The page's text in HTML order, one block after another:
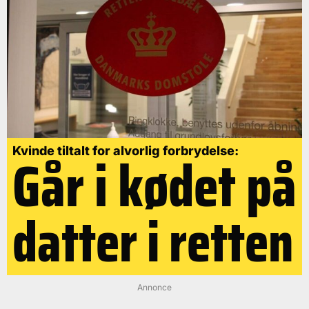
Kvinde tiltalt for alvorlig forbrydelse:
Går i kødet på
datter i retten
Annonce